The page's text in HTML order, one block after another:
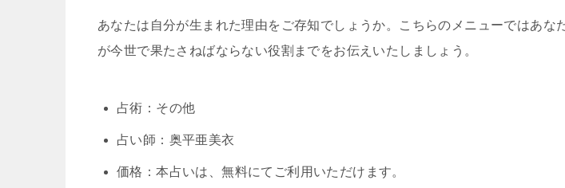
あなたは自分が生まれた理由をご存知でしょうか。こちらのメニューではあな
が今世で果たさねばならない役割までをお伝えいたしましょう。
占術：その他
占い師：奥平亜美衣
価格：本占いは、無料にてご利用いただけます。